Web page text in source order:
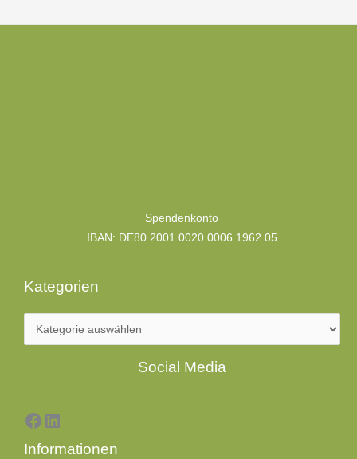
Spendenkonto
IBAN: DE80 2001 0020 0006 1962 05
Kategorien
Social Media
Facebook
LinkedIn
Informationen